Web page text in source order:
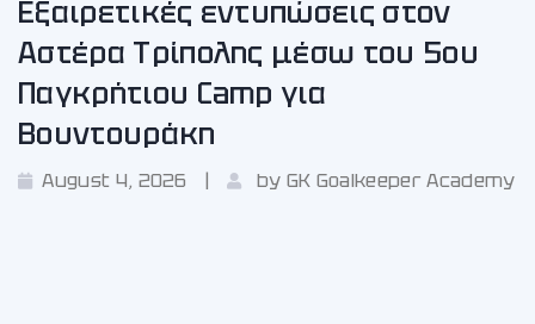
Εξαιρετικές εντυπώσεις στον
Αστέρα Τρίπολης μέσω του 5ου
Παγκρήτιου Camp για
Βουντουράκη
August 4, 2026 by GK Goalkeeper Academy